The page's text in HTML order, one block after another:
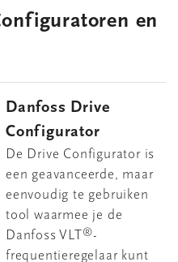
en
Danfoss Drive
Configurator
De Drive Configurator is
een geavanceerde, maar
eenvoudig te gebruiken
tool waarmee je de
Danfoss VLT
®-
frequentieregelaar kunt